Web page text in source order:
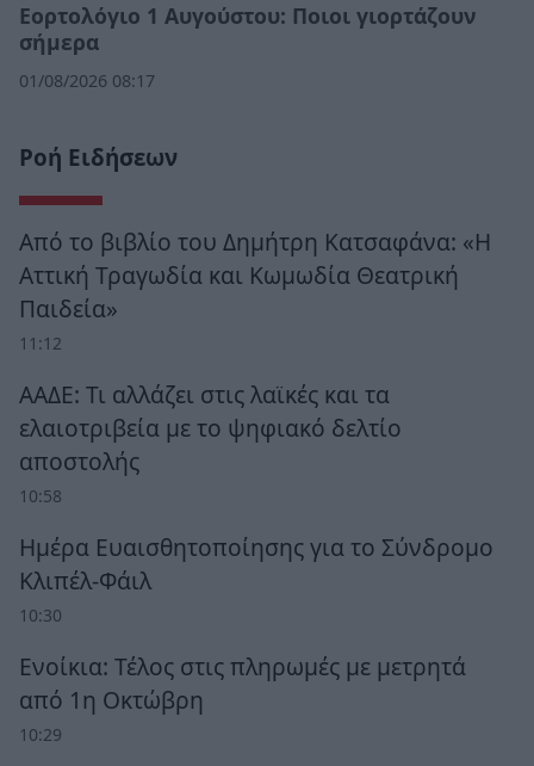
Εορτολόγιο 1 Αυγούστου: Ποιοι γιορτάζουν
σήμερα
01/08/2026 08:17
Ροή Ειδήσεων
Από το βιβλίο του Δημήτρη Κατσαφάνα: «Η
Αττική Τραγωδία και Κωμωδία Θεατρική
Παιδεία»
11:12
ΑΑΔΕ: Τι αλλάζει στις λαϊκές και τα
ελαιοτριβεία με το ψηφιακό δελτίο
αποστολής
10:58
Ημέρα Ευαισθητοποίησης για το Σύνδρομο
Κλιπέλ-Φάιλ
10:30
Ενοίκια: Τέλος στις πληρωμές με μετρητά
από 1η Οκτώβρη
10:29